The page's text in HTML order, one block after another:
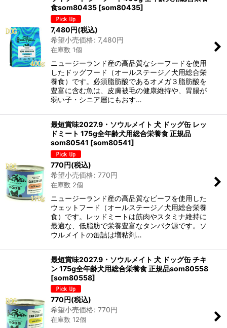
食som80435 [som80435]
7,480円(税込)
希望小売価格: 7,480円
在庫数 1個
ニュージーランド産の高品質なシーフードを使用
したドッグフード（オールステージ／犬用総合栄
養食）です。必須脂肪酸であるオメガ３脂肪酸を
豊富に含む魚は、皮膚被毛の健康維持や、胃腸が
弱い子・シニア層にもおす…
最短賞味2027.9・ソウルメイト 犬 ドッグ缶 レッ
ドミート 175g全年齢犬用総合栄養食 正規品
som80541 [som80541]
770円(税込)
希望小売価格: 770円
在庫数 2個
ニュージーランド産の高品質なビーフを使用した
ウェットフード（オールステージ／犬用総合栄養
食）です。レッドミートは筋肉やスタミナ維持に
最適な、低脂肪で栄養豊富なタンパク源です。ソ
ウルメイトの缶詰は増粘剤…
最短賞味2027.9・ソウルメイト 犬 ドッグ缶 チキ
ン 175g全年齢犬用総合栄養食 正規品som80558
[som80558]
770円(税込)
希望小売価格: 770円
在庫数 12個